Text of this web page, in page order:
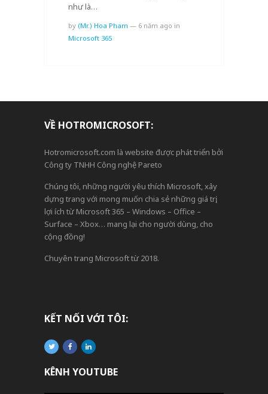
như là…
by (Mr.) Hoa Pham — 6 năm ago in
Microsoft 365
VỀ HOTROMICROSOFT:
Hotromicrosoft.com là website được phát triển bởi
Công ty TNHH Công nghệ Pareto
Chúng tôi, những người yêu thích Microsoft, xây
dựng trang với mong muốn chia sẻ những giá trị,
lợi ích từ Microsoft 365 – Windows – Office –
Surface – Xbox… mang lại cho người dùng, cho
cộng đồng!
Chuyên trang Microsoft từ 2018.
KẾT NỐI VỚI TÔI:
KÊNH YOUTUBE